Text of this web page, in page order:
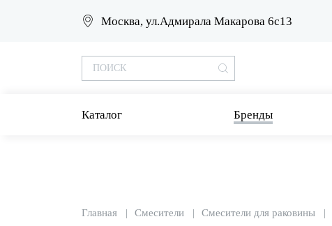
Москва, ул.Адмирала Макарова 6с13
Каталог Бренды
Главная Смесители Смесители для раковины